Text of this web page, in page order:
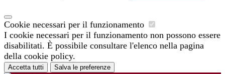
Cookie necessari per il funzionamento
I cookie necessari per il funzionamento non possono essere
disabilitati. È possibile consultare l'elenco nella pagina
della cookie policy.
Accetta tutti Salva le preferenze